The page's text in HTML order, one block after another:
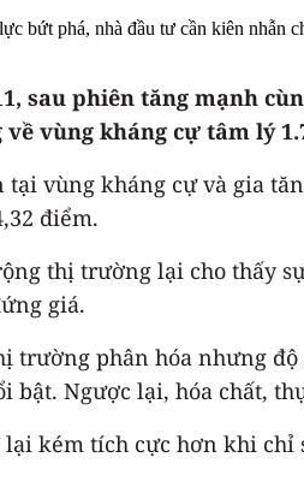
sau phiên tăng mạnh
vùng kháng cự tâm lý
vùng kháng cự và gia
điểm.
thị trường lại cho thấy
giá.
trường phân hóa nhưng
bật. Ngược lại, hóa chất,
kém tích cực hơn khi chỉ